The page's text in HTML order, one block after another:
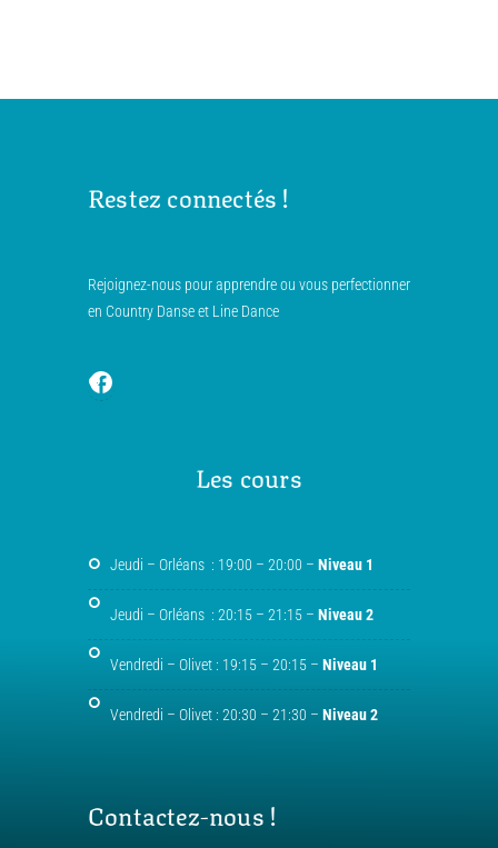
Restez connectés !
Rejoignez-nous pour apprendre ou vous perfectionner
en Country Danse et Line Dance
Les cours
Jeudi – Orléans : 19:00 – 20:00 – Niveau 1
Jeudi – Orléans : 20:15 – 21:15 – Niveau 2
Vendredi – Olivet : 19:15 – 20:15 – Niveau 1
Vendredi – Olivet : 20:30 – 21:30 – Niveau 2
Contactez-nous !